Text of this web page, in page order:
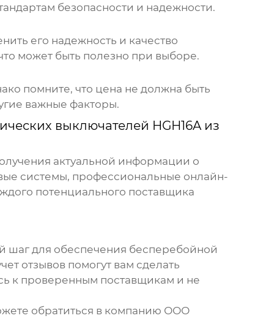
безопасности и надежности.
его надежность и качество
может быть полезно при выборе.
помните, что цена не должна быть
важные факторы.
выключателей HGН16A из
актуальной информации о
системы, профессиональные онлайн-
потенциального поставщика
шаг для обеспечения бесперебойной
отзывов помогут вам сделать
к проверенным поставщикам и не
обратиться в компанию ООО